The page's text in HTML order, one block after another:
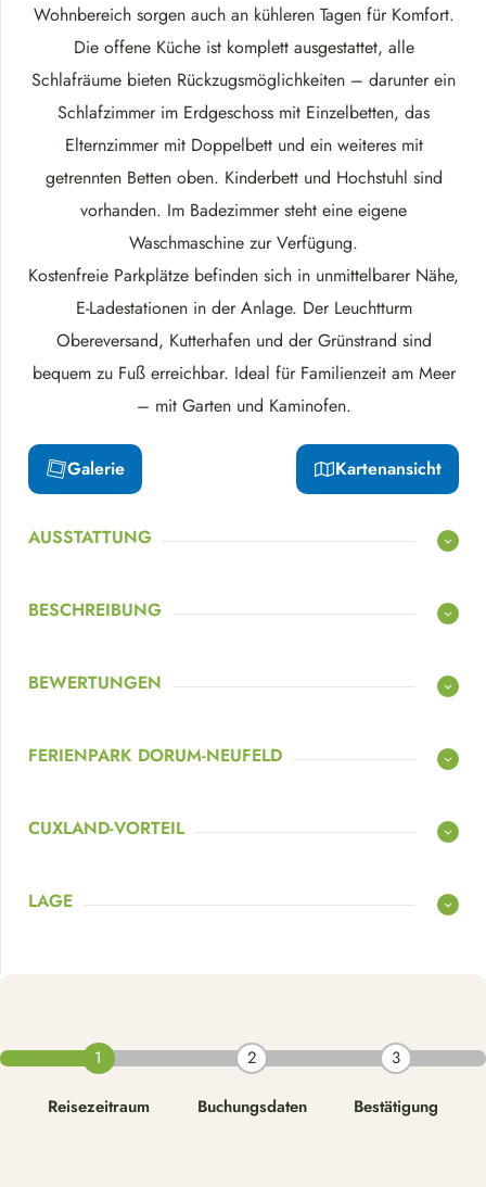
Wohnbereich sorgen auch an kühleren Tagen für Komfort.
Die offene Küche ist komplett ausgestattet, alle
Schlafräume bieten Rückzugsmöglichkeiten – darunter ein
Schlafzimmer im Erdgeschoss mit Einzelbetten, das
Elternzimmer mit Doppelbett und ein weiteres mit
getrennten Betten oben. Kinderbett und Hochstuhl sind
vorhanden. Im Badezimmer steht eine eigene
Waschmaschine zur Verfügung.
Kostenfreie Parkplätze befinden sich in unmittelbarer Nähe,
E-Ladestationen in der Anlage. Der Leuchtturm
Obereversand, Kutterhafen und der Grünstrand sind
bequem zu Fuß erreichbar. Ideal für Familienzeit am Meer
– mit Garten und Kaminofen.
Galerie Kartenansicht
AUSSTATTUNG
BESCHREIBUNG
BEWERTUNGEN
FERIENPARK DORUM-NEUFELD
CUXLAND-VORTEIL
LAGE